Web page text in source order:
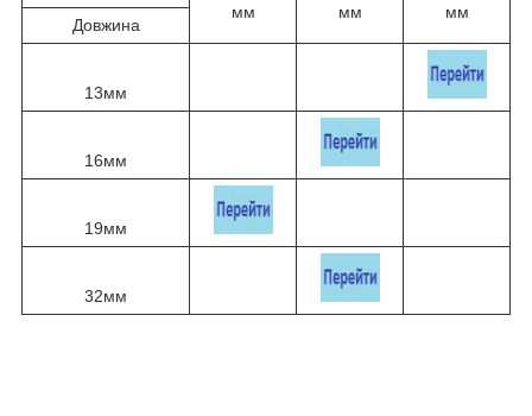
мм
мм
мм
Довжина
13мм
16мм
19мм
32мм